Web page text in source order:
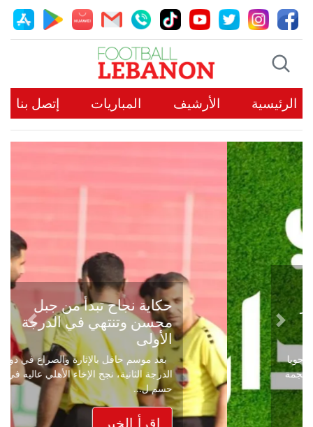
الرئيسية الأرشيف المباريات إتصل بنا
حكاية نجاح تبدأ من جبل
محسن وتنتهي في الدرجة
الأولى
بعد موسم حافل بالإثارة والصراع في دوري
الدرجة الثانية، نجح الإخاء الأهلي عاليه في
حسم ل...
إقرأ الخبر
Previous
Next